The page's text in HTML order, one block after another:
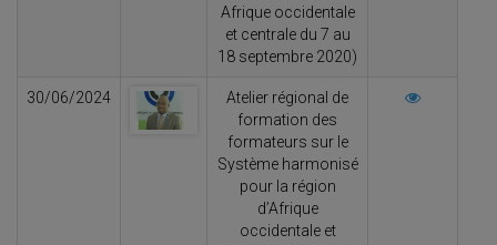
Afrique occidentale
et centrale du 7 au
18 septembre 2020)
30/06/2024
Atelier régional de
formation des
formateurs sur le
Système harmonisé
pour la région
d’Afrique
occidentale et